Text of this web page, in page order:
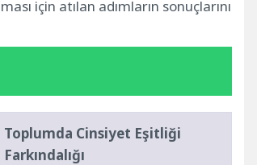
için atılan adımların sonuçlarını
Toplumda Cinsiyet Eşitliği
Farkındalığı